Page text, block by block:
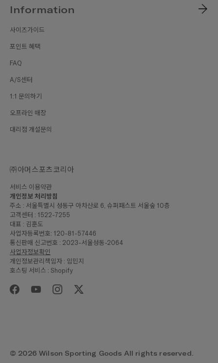
합계
Information
사이즈가이드
포인트 혜택
FAQ
A/S센터
1:1 문의하기
오프라인 매장
대리점 개설문의
㈜아머스포츠코리아
서비스 이용약관
개인정보 처리방침
주소 : 서울특별시 성동구 아차산로 6, 슈퍼패스트 서울숲 10층
고객센터 : 1522-7255
대표 : 김훈도
사업자등록번호: 120-81-57446
통신판매 신고번호 : 2023-서울성동-2064
사업자정보확인
개인정보관리책임자 : 임민지
호스팅 서비스 : Shopify
© 2026 Wilson Sporting Goods All rights reserved.